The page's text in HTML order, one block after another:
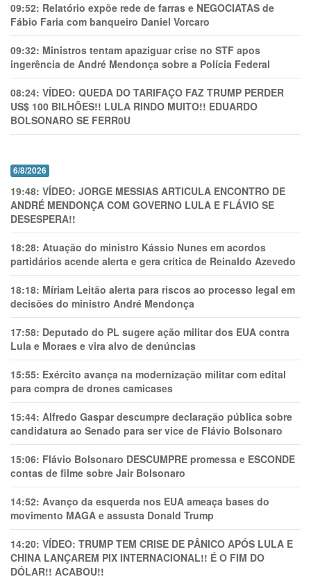
09:52: Relatório expõe rede de farras e NEGOCIATAS de
Fábio Faria com banqueiro Daniel Vorcaro
09:32: Ministros tentam apaziguar crise no STF apos
ingerência de André Mendonça sobre a Polícia Federal
08:24: VÍDEO: QUEDA DO TARIFAÇO FAZ TRUMP PERDER
US$ 100 BILHÕES!! LULA RINDO MUITO!! EDUARDO
BOLSONARO SE FERR0U
6/8/2026
19:48: VÍDEO: JORGE MESSIAS ARTICULA ENCONTRO DE
ANDRÉ MENDONÇA COM GOVERNO LULA E FLÁVIO SE
DESESPERA!!
18:28: Atuação do ministro Kássio Nunes em acordos
partidários acende alerta e gera crítica de Reinaldo Azevedo
18:18: Míriam Leitão alerta para riscos ao processo legal em
decisões do ministro André Mendonça
17:58: Deputado do PL sugere ação militar dos EUA contra
Lula e Moraes e vira alvo de denúncias
15:55: Exército avança na modernização militar com edital
para compra de drones camicases
15:44: Alfredo Gaspar descumpre declaração pública sobre
candidatura ao Senado para ser vice de Flávio Bolsonaro
15:06: Flávio Bolsonaro DESCUMPRE promessa e ESCONDE
contas de filme sobre Jair Bolsonaro
14:52: Avanço da esquerda nos EUA ameaça bases do
movimento MAGA e assusta Donald Trump
14:20: VÍDEO: TRUMP TEM CRlSE DE PÂNlCO APÓS LULA E
CHINA LANÇAREM PIX INTERNACIONAL!! É O FIM DO
DÓLAR!! ACABOU!!